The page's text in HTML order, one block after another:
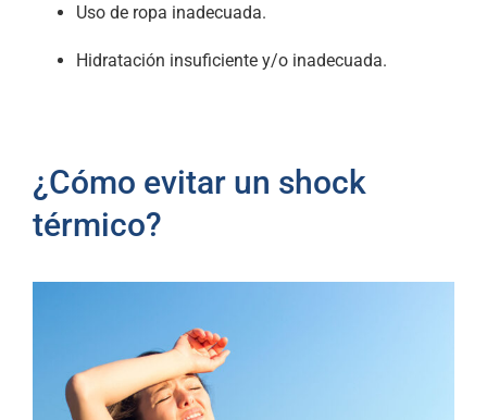
Uso de ropa inadecuada.
Hidratación insuficiente y/o inadecuada.
¿Cómo evitar un shock
térmico?